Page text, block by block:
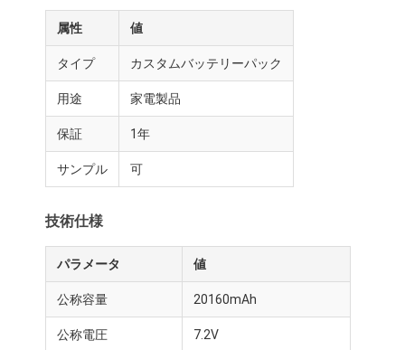
属性 値
タイプ カスタムバッテリーパック
用途 家電製品
保証 1年
サンプル 可
技術仕様
パラメータ 値
公称容量 20160mAh
公称電圧 7.2V